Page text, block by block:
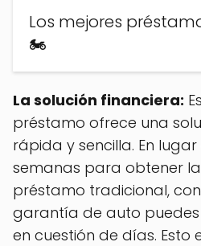
Los mejores
🏍️
La solución financiera:
préstamo ofrece una
rápida y sencilla. En
semanas para obtener
préstamo tradicional,
garantía de auto
en cuestión de días. Esto